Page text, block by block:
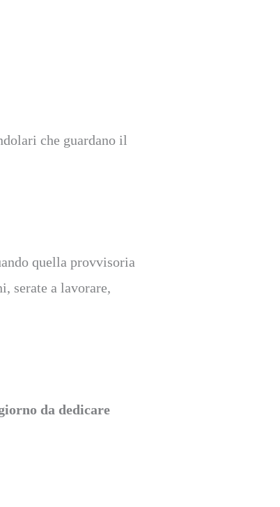
che guardano il
quella provvisoria
serate a lavorare,
da dedicare